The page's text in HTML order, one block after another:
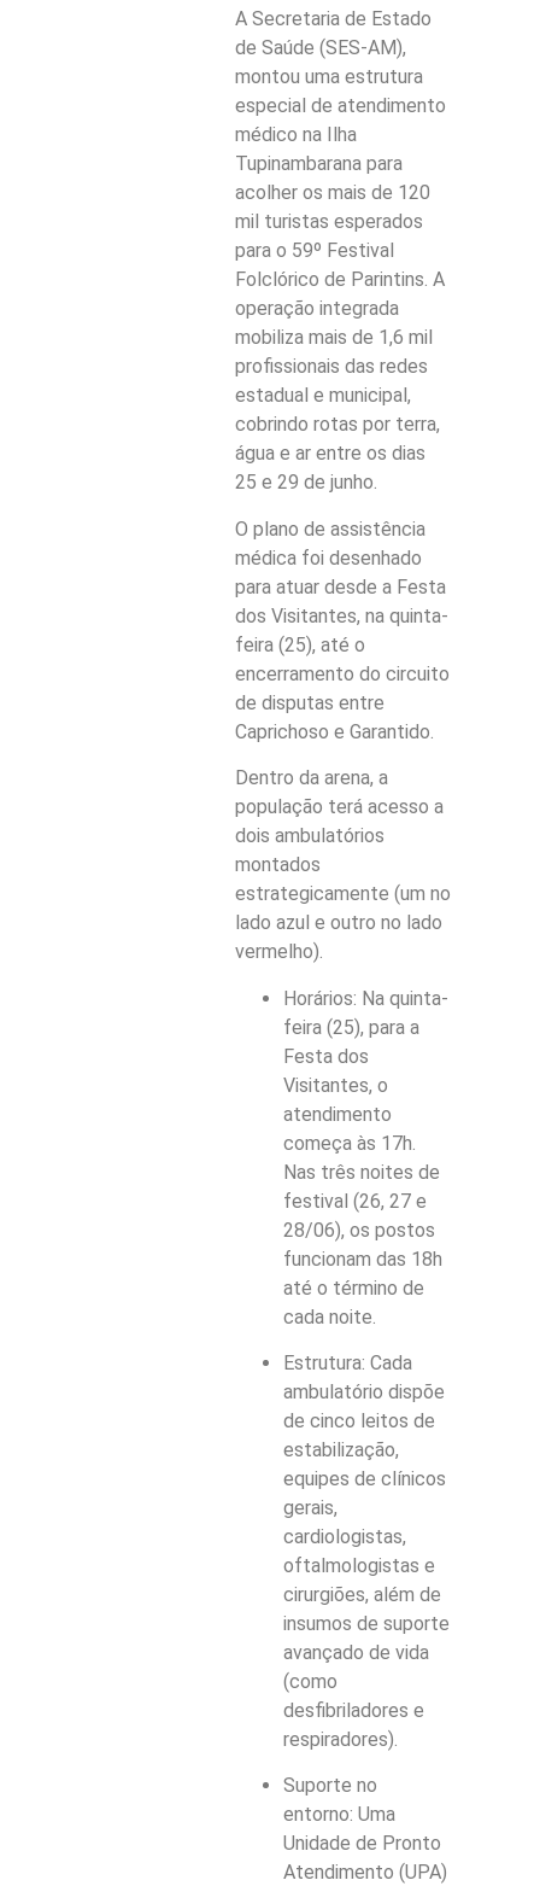
A Secretaria de Estado
de Saúde (SES-AM),
montou uma estrutura
especial de atendimento
médico na Ilha
Tupinambarana para
acolher os mais de 120
mil turistas esperados
para o 59º Festival
Folclórico de Parintins. A
operação integrada
mobiliza mais de 1,6 mil
profissionais das redes
estadual e municipal,
cobrindo rotas por terra,
água e ar entre os dias
25 e 29 de junho.
O plano de assistência
médica foi desenhado
para atuar desde a Festa
dos Visitantes, na quinta-
feira (25), até o
encerramento do circuito
de disputas entre
Caprichoso e Garantido.
Dentro da arena, a
população terá acesso a
dois ambulatórios
montados
estrategicamente (um no
lado azul e outro no lado
vermelho).
Horários: Na quinta-
feira (25), para a
Festa dos
Visitantes, o
atendimento
começa às 17h.
Nas três noites de
festival (26, 27 e
28/06), os postos
funcionam das 18h
até o término de
cada noite.
Estrutura: Cada
ambulatório dispõe
de cinco leitos de
estabilização,
equipes de clínicos
gerais,
cardiologistas,
oftalmologistas e
cirurgiões, além de
insumos de suporte
avançado de vida
(como
desfibriladores e
respiradores).
Suporte no
entorno: Uma
Unidade de Pronto
Atendimento (UPA)